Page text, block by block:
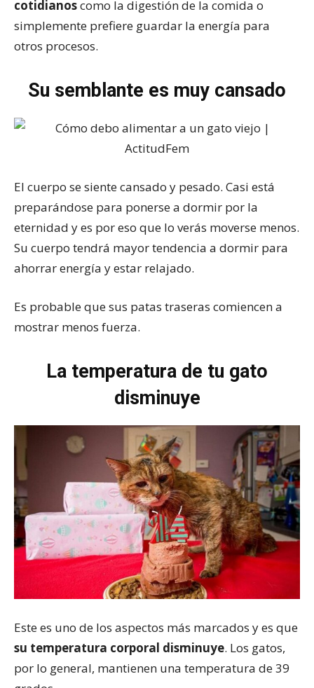
cotidianoscomo la digestión de la comida o
simplemente prefiere guardar la energía para
otros procesos.
Su semblante es muy cansado
El cuerpo se siente cansado y pesado. Casi está
preparándose para ponerse a dormir por la
eternidad y es por eso que lo verás moverse menos.
Su cuerpo tendrá mayor tendencia a dormir para
ahorrar energía y estar relajado.
Es probable que sus patas traseras comiencen a
mostrar menos fuerza.
La temperatura de tu gato
disminuye
Este es uno de los aspectos más marcados y es que
su temperatura corporal disminuye. Los gatos,
por lo general, mantienen una temperatura de 39